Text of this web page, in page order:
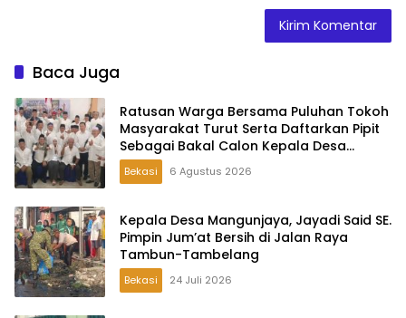
Baca Juga
Ratusan Warga Bersama Puluhan Tokoh
Masyarakat Turut Serta Daftarkan Pipit
Sebagai Bakal Calon Kepala Desa
Lambangsari
Bekasi 6 Agustus 2026
Kepala Desa Mangunjaya, Jayadi Said SE.
Pimpin Jum’at Bersih di Jalan Raya
Tambun-Tambelang
Bekasi 24 Juli 2026